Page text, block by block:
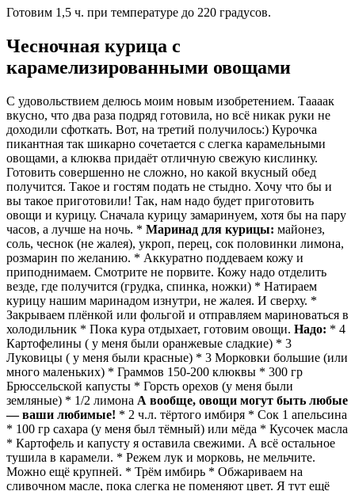
Готовим 1,5 ч. при температуре до 220 градусов.
Чесночная курица с
карамелизированными овощами
С удовольствием делюсь моим новым изобретением. Таааак
вкусно, что два раза подряд готовила, но всё никак руки не
доходили сфоткать. Вот, на третий получилось:) Курочка
пикантная так шикарно сочетается с слегка карамельными
овощами, а клюква придаёт отличную свежую кислинку.
Готовить совершенно не сложно, но какой вкусный обед
получится. Такое и гостям подать не стыдно. Хочу что бы и
вы такое приготовили! Так, нам надо будет приготовить
овощи и курицу. Сначала курицу замаринуем, хотя бы нa пару
часов, а лучше на ночь. * Маринад для курицы: майонез,
соль, чеснок (не жалея), укроп, перец, сок половинки лимона,
розмарин по желанию. * Аккуратно поддеваем кожу и
приподнимаем. Смотрите не порвите. Кожу надо отделить
везде, где получится (грудка, спинка, ножки) * Натираем
курицу нашим маринадом изнутри, не жалея. И сверху. *
Закрываем плёнкой или фольгой и отправляем мариноваться в
холодильник * Пока кура отдыхает, готовим овощи. Надо: * 4
Картофелины ( у меня были оранжевые сладкие) * 3
Луковицы ( у меня были красные) * 3 Морковки большие (или
много маленьких) * Граммов 150-200 клюквы * 300 гр
Брюссельской капусты * Горсть орехов (у меня были
земляные) * 1/2 лимона А вообще, овощи могут быть любые
— ваши любимые! * 2 ч.л. тёртого имбиря * Сок 1 апельсина
* 100 гр сахара (у меня был тёмный) или мёда * Кусочек масла
* Картофель и капусту я оставила свежими. А всё остальное
тушила в карамели. * Режем лук и морковь, не мельчите.
Можно ещё крупней. * Трём имбирь * Обжариваем на
сливочном масле, пока слегка не поменяют цвет. Я тут ещё